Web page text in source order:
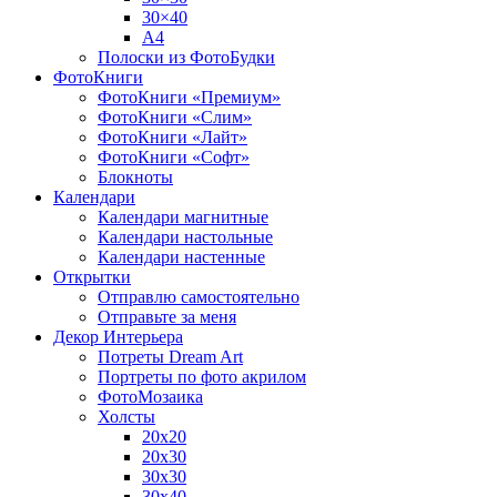
30×40
A4
Полоски из ФотоБудки
ФотоКниги
ФотоКниги «Премиум»
ФотоКниги «Слим»
ФотоКниги «Лайт»
ФотоКниги «Софт»
Блокноты
Календари
Календари магнитные
Календари настольные
Календари настенные
Открытки
Отправлю самостоятельно
Отправьте за меня
Декор Интерьера
Потреты Dream Art
Портреты по фото акрилом
ФотоМозаика
Холсты
20х20
20х30
30х30